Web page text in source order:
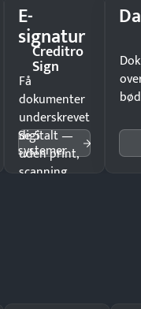
E-
signatur
Creditro
Sign
Få
dokumenter
underskrevet
digitalt —
uden print,
scanning
Se 5
systemer